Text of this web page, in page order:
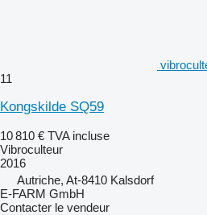
11
Kongskilde SQ59
10 810 € TVA incluse
Vibroculteur
2016
Autriche, At-8410 Kalsdorf
E-FARM GmbH
Contacter le vendeur